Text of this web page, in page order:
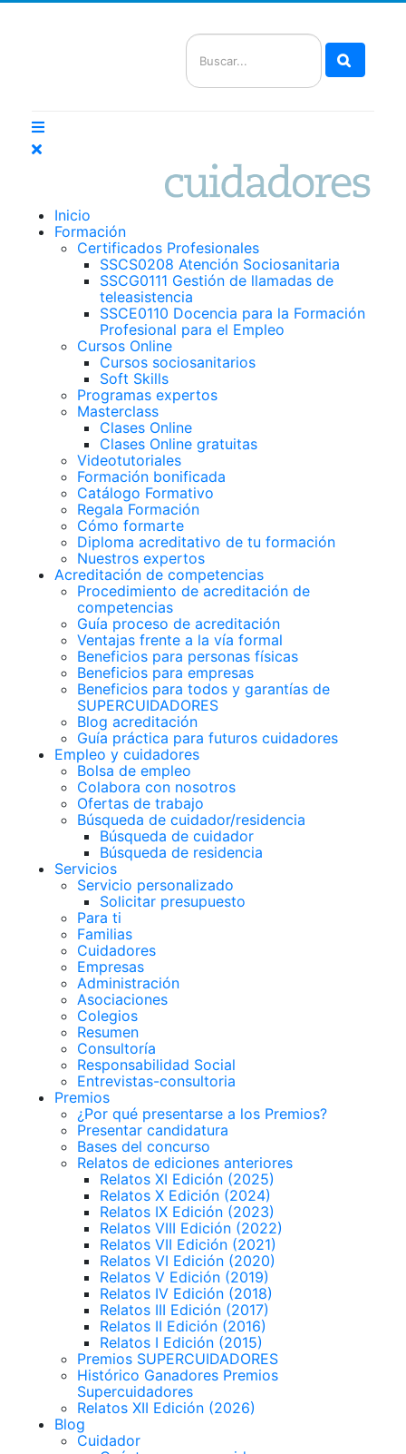
Inicio
Formación
Certificados Profesionales
SSCS0208 Atención Sociosanitaria
SSCG0111 Gestión de llamadas de
teleasistencia
SSCE0110 Docencia para la Formación
Profesional para el Empleo
Cursos Online
Cursos sociosanitarios
Soft Skills
Programas expertos
Masterclass
Clases Online
Clases Online gratuitas
Videotutoriales
Formación bonificada
Catálogo Formativo
Regala Formación
Cómo formarte
Diploma acreditativo de tu formación
Nuestros expertos
Acreditación de competencias
Procedimiento de acreditación de
competencias
Guía proceso de acreditación
Ventajas frente a la vía formal
Beneficios para personas físicas
Beneficios para empresas
Beneficios para todos y garantías de
SUPERCUIDADORES
Blog acreditación
Guía práctica para futuros cuidadores
Empleo y cuidadores
Bolsa de empleo
Colabora con nosotros
Ofertas de trabajo
Búsqueda de cuidador/residencia
Búsqueda de cuidador
Búsqueda de residencia
Servicios
Servicio personalizado
Solicitar presupuesto
Para ti
Familias
Cuidadores
Empresas
Administración
Asociaciones
Colegios
Resumen
Consultoría
Responsabilidad Social
Entrevistas-consultoria
Premios
¿Por qué presentarse a los Premios?
Presentar candidatura
Bases del concurso
Relatos de ediciones anteriores
Relatos XI Edición (2025)
Relatos X Edición (2024)
Relatos IX Edición (2023)
Relatos VIII Edición (2022)
Relatos VII Edición (2021)
Relatos VI Edición (2020)
Relatos V Edición (2019)
Relatos IV Edición (2018)
Relatos III Edición (2017)
Relatos II Edición (2016)
Relatos I Edición (2015)
Premios SUPERCUIDADORES
Histórico Ganadores Premios
Supercuidadores
Relatos XII Edición (2026)
Blog
Cuidador